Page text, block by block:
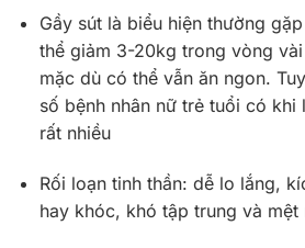
Gầy sút là biểu hiện thường
thể giảm 3-20kg trong vòng
mặc dù có thể vẫn ăn ngon.
số bệnh nhân nữ trẻ tuổi có khi
rất nhiều
Rối loạn tinh thần: dễ lo lắng,
hay khóc, khó tập trung và